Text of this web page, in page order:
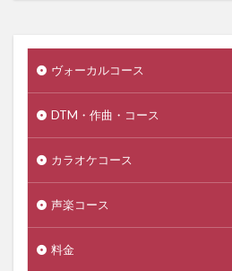
ヴォーカルコース
DTM・作曲・コース
カラオケコース
声楽コース
料金